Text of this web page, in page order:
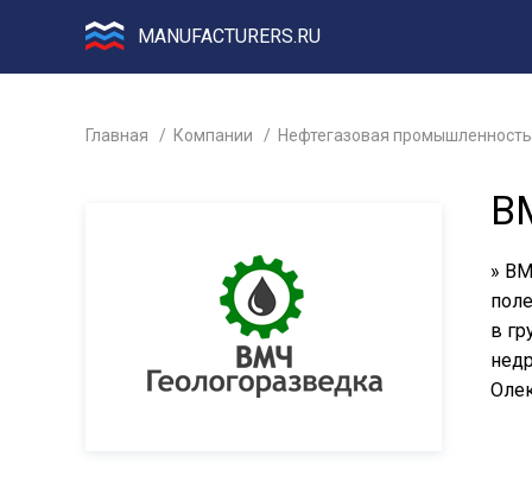
MANUFACTURERS.RU
Главная Компании Нефтегазовая промышленность
»
в